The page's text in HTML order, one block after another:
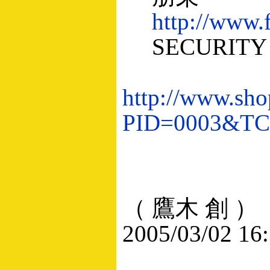
http://
SECURITY
http://
（ 鷹木 創 ）
2005/03/02